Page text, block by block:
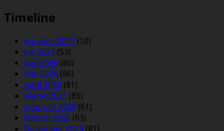
Timeline
Agustus 2026 (10)
Juli 2026 (53)
Juni 2026 (80)
Mei 2026 (86)
April 2026 (81)
Maret 2026 (85)
Februari 2026 (61)
Januari 2026 (63)
Desember 2025 (81)